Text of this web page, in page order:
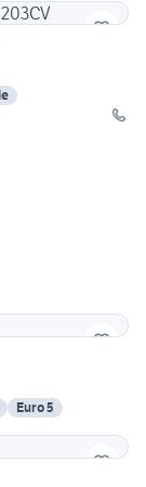
Euro 5